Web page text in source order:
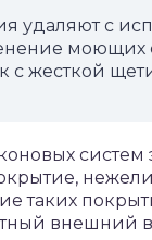
удаляют с
моющих
с жесткой
таких
внешний